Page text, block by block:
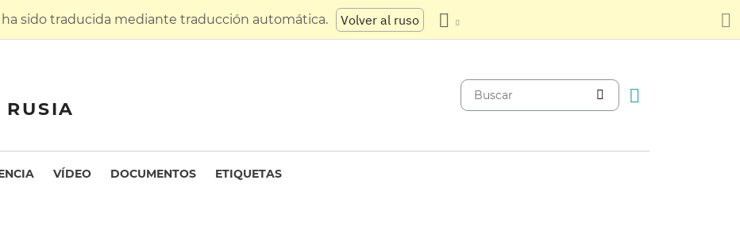
ha sido traducida mediante traducción automática. Volver al ruso
VÍDEO DOCUMENTOS ETIQUETAS